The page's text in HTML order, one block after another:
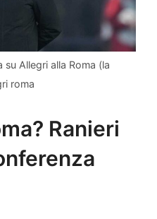
su Allegri alla Roma (la
roma
Ranieri